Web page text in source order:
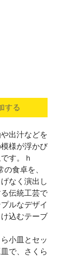
する
出汁などを
様が浮かび
す。ｈ
食卓を、
なく演出し
伝統工芸で
ルなデザイ
込むテーブ
小皿とセッ
で、さくら